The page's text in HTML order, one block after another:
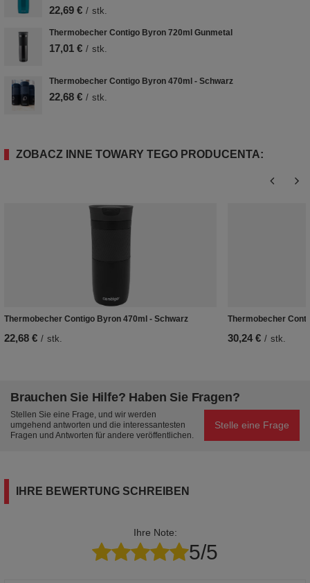
22,69 € / stk.
Thermobecher Contigo Byron 720ml Gunmetal
17,01 € / stk.
Thermobecher Contigo Byron 470ml - Schwarz
22,68 € / stk.
ZOBACZ INNE TOWARY TEGO PRODUCENTA:
Thermobecher Contigo Byron 470ml - Schwarz
22,68 € / stk.
Thermobecher
30,24 € / stk.
Brauchen Sie Hilfe? Haben Sie Fragen?
Stellen Sie eine Frage, und wir werden
umgehend antworten und die interessantesten
Fragen und Antworten für andere veröffentlichen.
Stelle eine Frage
IHRE BEWERTUNG SCHREIBEN
Ihre Note:
5/5